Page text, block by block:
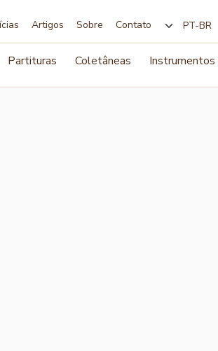
Artigos Sobre Contato
Partituras Coletâneas Instrumentos